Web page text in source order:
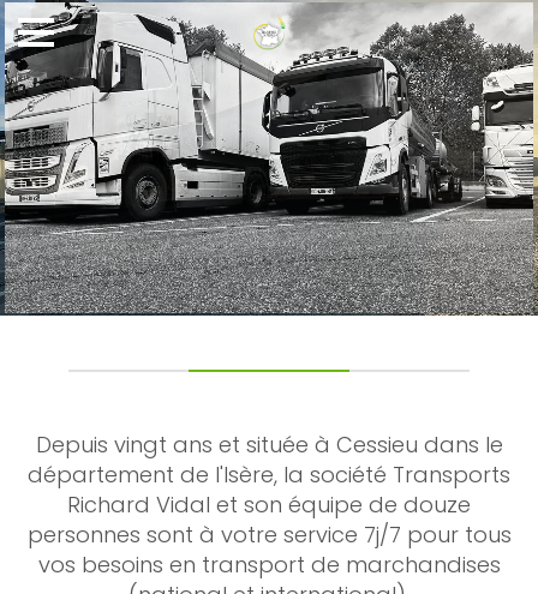
Depuis vingt ans et située à Cessieu dans le
département de l'Isère, la société Transports
Richard Vidal et son équipe de douze
personnes sont à votre service 7j/7 pour tous
vos besoins en transport de marchandises